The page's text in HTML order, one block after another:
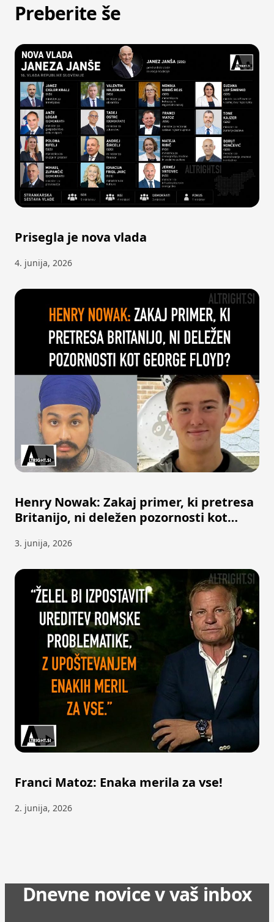
Preberite še
Prisegla je nova vlada
4. junija, 2026
Henry Nowak: Zakaj primer, ki pretresa
Britanijo, ni deležen pozornosti kot
3. junija, 2026
Franci Matoz: Enaka merila za vse!
2. junija, 2026
Dnevne novice v vaš inbox